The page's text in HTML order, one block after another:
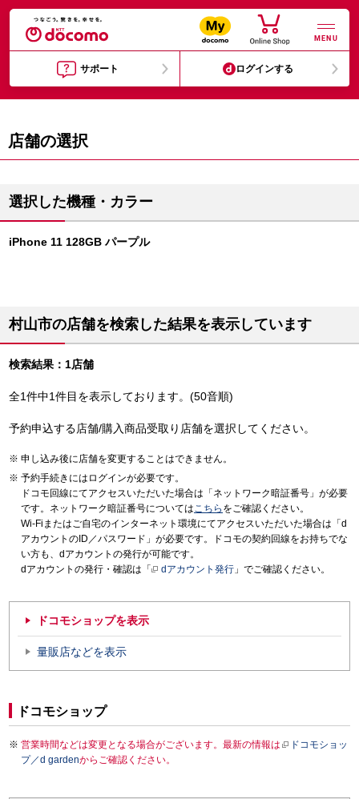
MENU
サポート ログインする
店舗の選択
選択した機種・カラー
iPhone 11 128GB パープル
村山市の店舗を検索した結果を表示しています
検索結果：1店舗
全1件中1件目を表示しております。(50音順)
予約申込する店舗/購入商品受取り店舗を選択してください。
申し込み後に店舗を変更することはできません。
予約手続きにはログインが必要です。
ドコモ回線にてアクセスいただいた場合は「ネットワーク暗証番号」が必要
です。ネットワーク暗証番号についてはこちら をご確認ください。
Wi-Fiまたはご自宅のインターネット環境にてアクセスいただいた場合は「d
アカウントのID／パスワード」が必要です。ドコモの契約回線をお持ちでな
い方も、dアカウントの発行が可能です。
dアカウントの発行・確認は「
dアカウント発行 」でご確認ください。
ドコモショップを表示
量販店などを表示
ドコモショップ
営業時間などは変更となる場合がございます。最新の情報は
ドコモショッ
プ／d gardenからご確認ください。